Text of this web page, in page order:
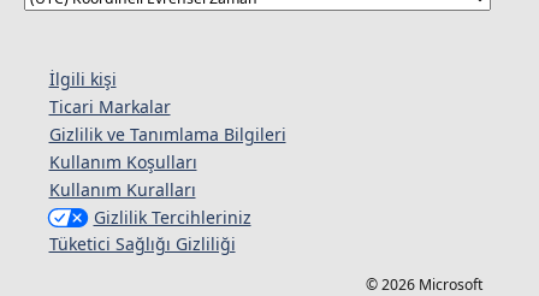
İlgili kişi
Ticari Markalar
Gizlilik ve Tanımlama Bilgileri
Kullanım Koşulları
Kullanım Kuralları
Gizlilik Tercihleriniz
Tüketici Sağlığı Gizliliği
© 2026 Microsoft